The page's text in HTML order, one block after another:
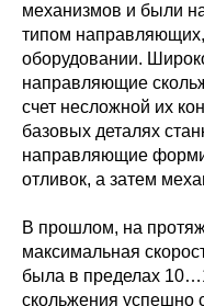
механизмов и были
типом
оборудовании.
направляющие
счет несложной их
базовых деталях
направляющие
отливок, а затем
В прошлом, на
максимальная
была в пределах
скольжения успешно